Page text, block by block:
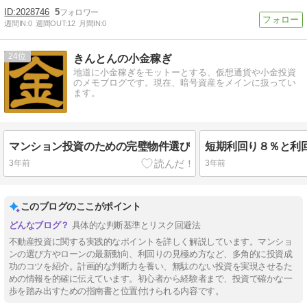
2028746 5
週間IN:0 週間OUT:12 月間IN:0
24 きんとんの小金稼ぎ
地道に小金稼ぎをモットーとする、仮想通貨や小金投資
のメモブログです。現在、暗号資産をメインに扱ってい
ます。
マンション投資のための完璧物件選び
3年前 3年前
このブログのここがポイント
具体的な判断基準とリスク回避法
不動産投資に関する実践的なポイントを詳しく解説しています。マンショ
ンの選び方やローンの最新動向、利回りの見極め方など、多角的に投資成
功のコツを紹介。計画的な判断力を養い、無駄のない投資を実現させるた
めの情報を的確に伝えています。初心者から経験者まで、投資で確かな一
歩を踏み出すための指南書と位置付けられる内容です。